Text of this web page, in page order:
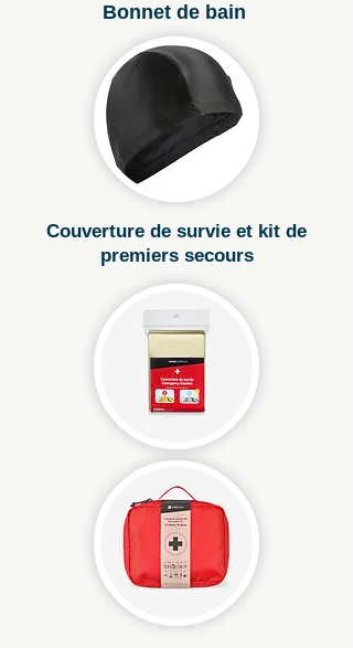
Bonnet de bain
Couverture de survie et kit de
premiers secours